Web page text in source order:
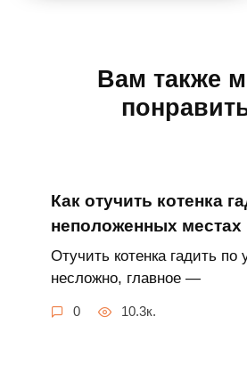
Вам также
Как отучить котенка
неположенных местах
Отучить котенка гадить по
несложно, главное —
0 10.3к.